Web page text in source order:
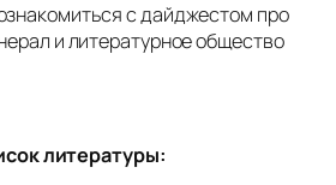
с дайджестом про
и литературное общество
литературы: